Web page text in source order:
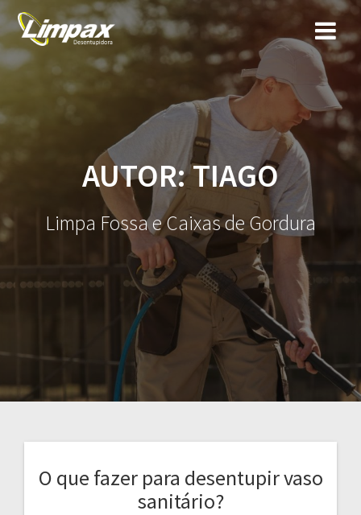
Skip
to
content
AUTOR:TIAGO
Limpa Fossa e Caixas de Gordura
O que fazer para desentupir vaso
sanitário?